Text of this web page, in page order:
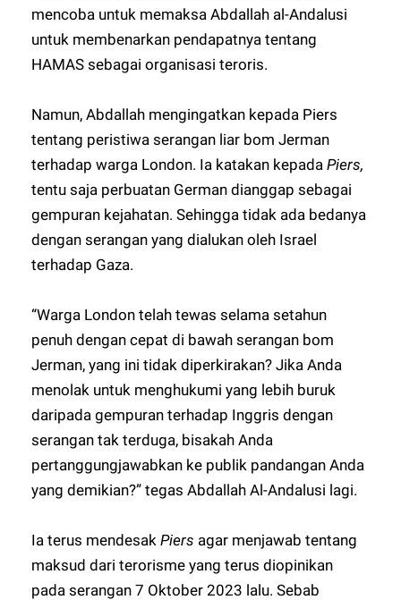
mencoba untuk memaksa Abdallah al-Andalusi
untuk membenarkan pendapatnya tentang
HAMAS sebagai organisasi teroris.
Namun, Abdallah mengingatkan kepada Piers
tentang peristiwa serangan liar bom Jerman
terhadap warga London. Ia katakan kepadaPiers,
tentu saja perbuatan German dianggap sebagai
gempuran kejahatan. Sehingga tidak ada bedanya
dengan serangan yang dialukan oleh Israel
terhadap Gaza.
“Warga London telah tewas selama setahun
penuh dengan cepat di bawah serangan bom
Jerman, yang ini tidak diperkirakan? Jika Anda
menolak untuk menghukumi yang lebih buruk
daripada gempuran terhadap Inggris dengan
serangan tak terduga, bisakah Anda
pertanggungjawabkan ke publik pandangan Anda
yang demikian?” tegas Abdallah Al-Andalusi lagi.
Ia terus mendesakPiers agar menjawab tentang
maksud dari terorisme yang terus diopinikan
pada serangan 7 Oktober 2023 lalu. Sebab